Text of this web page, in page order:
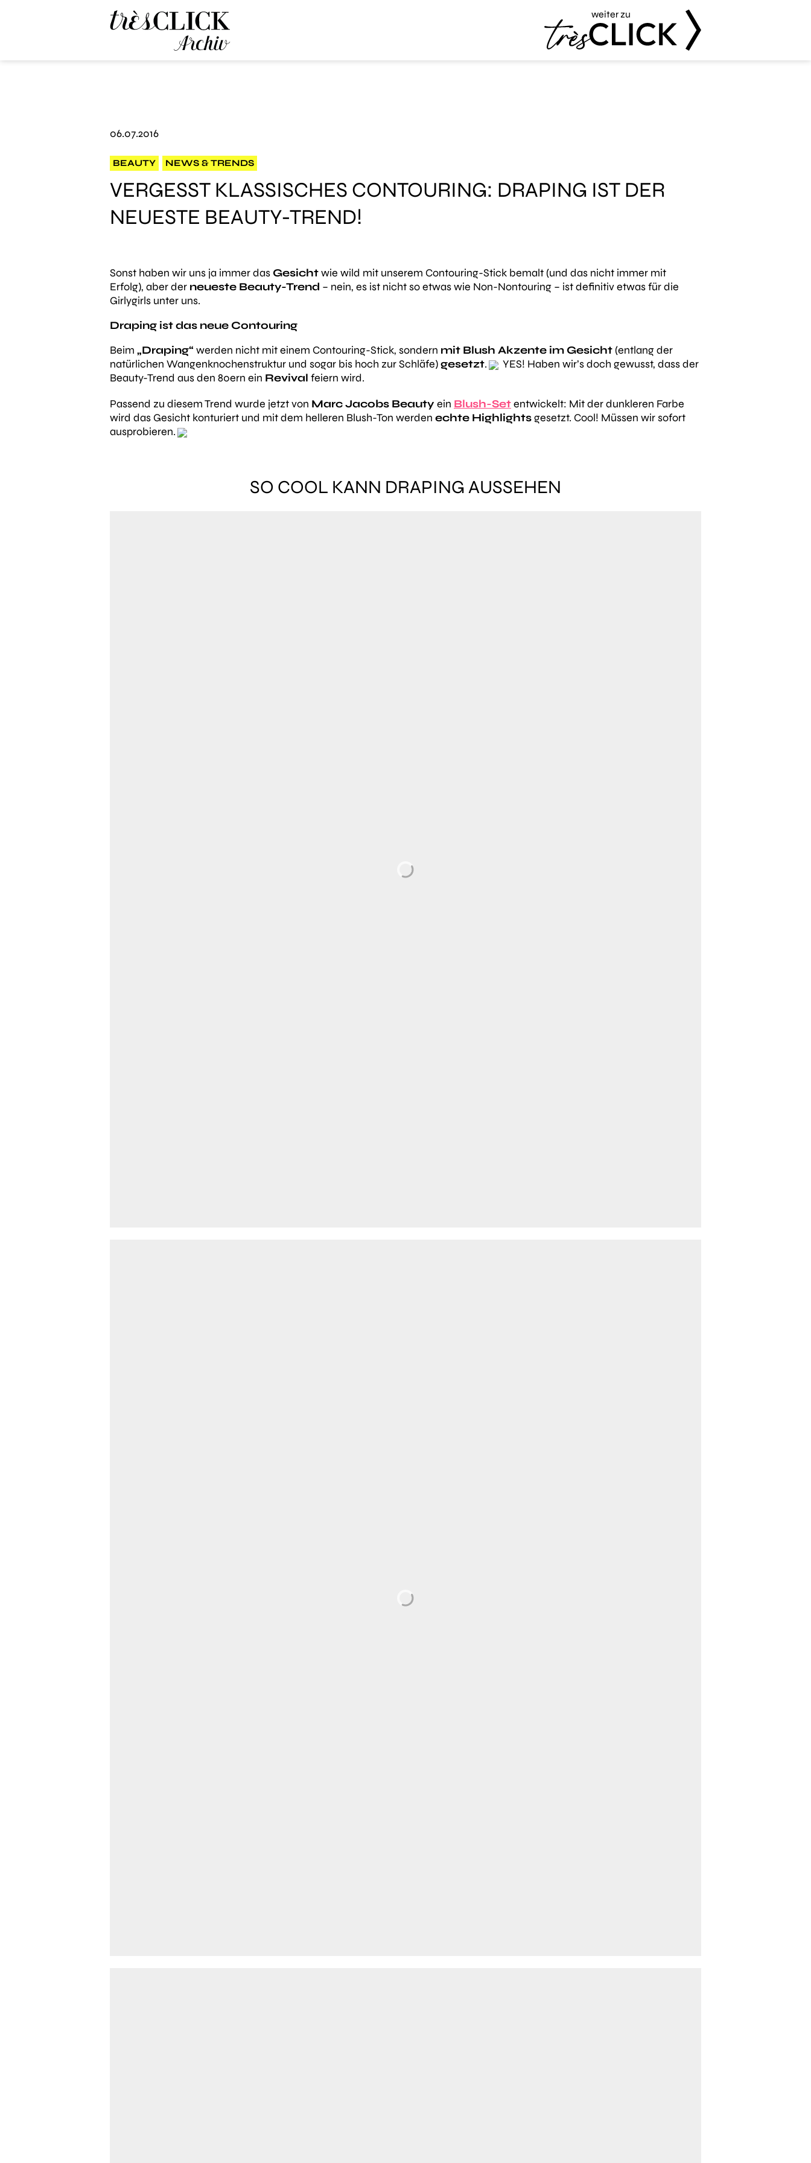
weiter zu
06.07.2016
BEAUTY NEWS & TRENDS
VERGESST KLASSISCHES CONTOURING: DRAPING IST DER
NEUESTE BEAUTY-TREND!
Sonst haben wir uns ja immer das Gesichtwie wild mit unserem Contouring-Stick bemalt (und das nicht immer mit
Erfolg), aber der neueste Beauty-Trend – nein, es ist nicht so etwas wie Non-Nontouring – ist definitiv etwas für die
Girlygirls unter uns.
Draping ist das neue Contouring
Beim „Draping“ werden nicht mit einem Contouring-Stick, sondern mit Blush Akzente im Gesicht (entlang der
natürlichen Wangenknochenstruktur und sogar bis hoch zur Schläfe)gesetzt.
YES! Haben wir’s doch gewusst, dass der
Beauty-Trend aus den 80ern ein Revival feiern wird.
Passend zu diesem Trend wurde jetzt von Marc Jacobs Beauty ein Blush-Setentwickelt: Mit der dunkleren Farbe
wird das Gesicht konturiert und mit dem helleren Blush-Ton werden echte Highlightsgesetzt. Cool! Müssen wir sofort
ausprobieren.
SO COOL KANN DRAPING AUSSEHEN